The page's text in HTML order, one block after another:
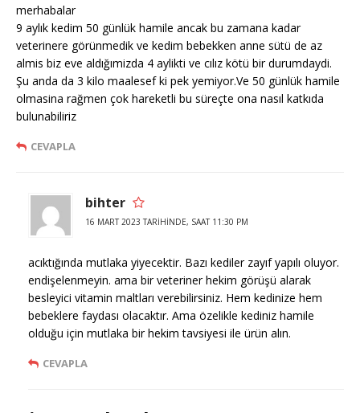
merhabalar
9 aylık kedim 50 günlük hamile ancak bu zamana kadar
veterinere görünmedik ve kedim bebekken anne sütü de az
almis biz eve aldığımizda 4 aylikti ve cılız kötü bir durumdaydi.
Şu anda da 3 kilo maalesef ki pek yemiyor.Ve 50 günlük hamile
olmasina rağmen çok hareketli bu süreçte ona nasıl katkıda
bulunabiliriz
CEVAPLA
bihter
16 MART 2023 TARIHINDE, SAAT 11:30 PM
acıktığında mutlaka yiyecektir. Bazı kediler zayıf yapılı oluyor.
endişelenmeyin. ama bir veteriner hekim görüşü alarak
besleyici vitamin maltları verebilirsiniz. Hem kedinize hem
bebeklere faydası olacaktır. Ama özelikle kediniz hamile
olduğu için mutlaka bir hekim tavsiyesi ile ürün alın.
CEVAPLA